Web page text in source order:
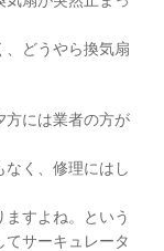
、どうやら換気扇
方には業者の方が
なく、修理にはし
すよね。という
サーキュレータ